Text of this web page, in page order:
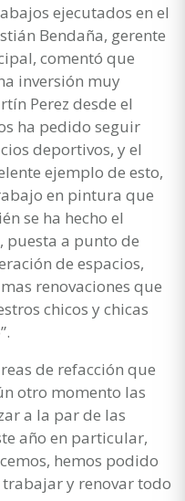
ejecutados en el
Bendaña, gerente
comentó que
inversión muy
Perez desde el
ha pedido seguir
deportivos, y el
ejemplo de esto,
en pintura que
se ha hecho el
puesta a punto de
de espacios,
renovaciones que
chicos y chicas
de refacción que
otro momento las
a la par de las
año en particular,
hemos podido
y renovar todo